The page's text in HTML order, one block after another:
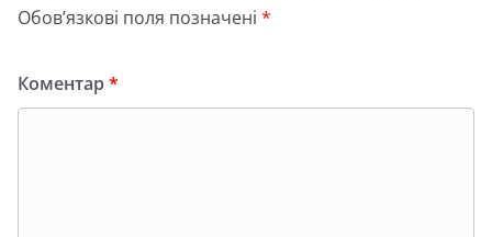
Обов’язкові поля позначені *
Коментар*